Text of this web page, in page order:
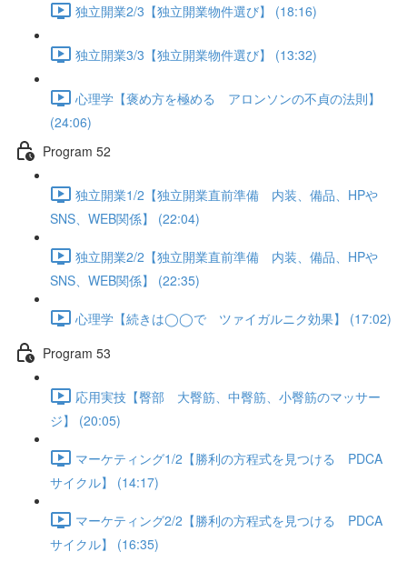
独立開業2/3【独立開業物件選び】 (18:16)
独立開業3/3【独立開業物件選び】 (13:32)
心理学【褒め方を極める アロンソンの不貞の法則】
(24:06)
Program 52
独立開業1/2【独立開業直前準備 内装、備品、HPや
SNS、WEB関係】 (22:04)
独立開業2/2【独立開業直前準備 内装、備品、HPや
SNS、WEB関係】 (22:35)
心理学【続きは◯◯で ツァイガルニク効果】 (17:02)
Program 53
応用実技【臀部 大臀筋、中臀筋、小臀筋のマッサー
ジ】 (20:05)
マーケティング1/2【勝利の方程式を見つける PDCA
サイクル】 (14:17)
マーケティング2/2【勝利の方程式を見つける PDCA
サイクル】 (16:35)